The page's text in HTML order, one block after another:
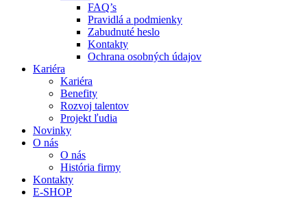
FAQ’s
Pravidlá a podmienky
Zabudnuté heslo
Kontakty
Ochrana osobných údajov
Kariéra
Kariéra
Benefity
Rozvoj talentov
Projekt ľudia
Novinky
O nás
O nás
História firmy
Kontakty
E-SHOP